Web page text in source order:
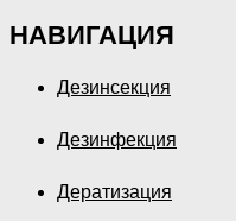
НАВИГАЦИЯ
Дезинсекция
Дезинфекция
Дератизация